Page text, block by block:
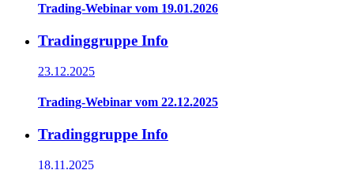
Trading-Webinar vom 19.01.2026
Tradinggruppe Info
23.12.2025
Trading-Webinar vom 22.12.2025
Tradinggruppe Info
18.11.2025